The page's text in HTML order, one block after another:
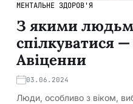
МЕНТАЛЬНЕ ЗДОРОВ'Я
З якими
спілкуватися
Авіценни
03.06.2024
Люди, особливо з віком,